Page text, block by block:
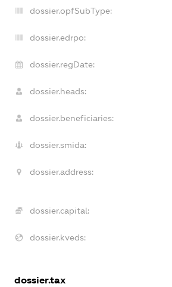
dossier.opfSubType:
dossier.edrpo:
dossier.regDate:
dossier.heads:
dossier.beneficiaries:
dossier.smida:
dossier.address:
dossier.capital:
dossier.kveds:
dossier.tax